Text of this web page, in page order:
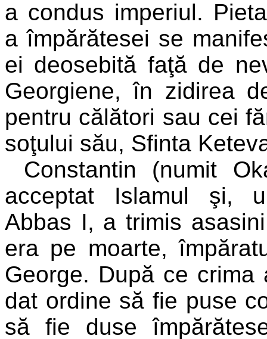
a condus imperiul.
a împărătesei se
ei deosebită faţă de
Georgiene, în zidirea
pentru călători sau cei
soţului său, Sfinta
Constantin (numit
acceptat Islamul şi,
Abbas I, a trimis
era pe moarte,
George. După ce
dat ordine să fie puse
să fie duse